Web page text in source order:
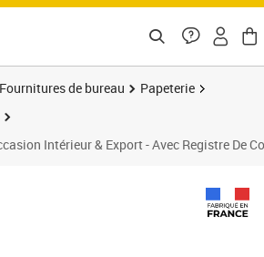
Fournitures de bureau
Papeterie
Intérieur & Export - Avec Registre De